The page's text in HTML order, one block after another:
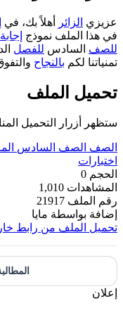
عزيزي الزائر أهلاً بك، في
في هذا الملف نموذج إجابة
للصفالسادس للفصل
تمنياتنا لكم بالنجاح
تحميل الملف
ستظهر أزرار التحميل
الصف الصف السادس
اختبارات
الحجم 0
المشاهدات 1,010
رقم الملف 21917
إضافة بواسطة مايا
تحميل الملف من رابط
إعلان